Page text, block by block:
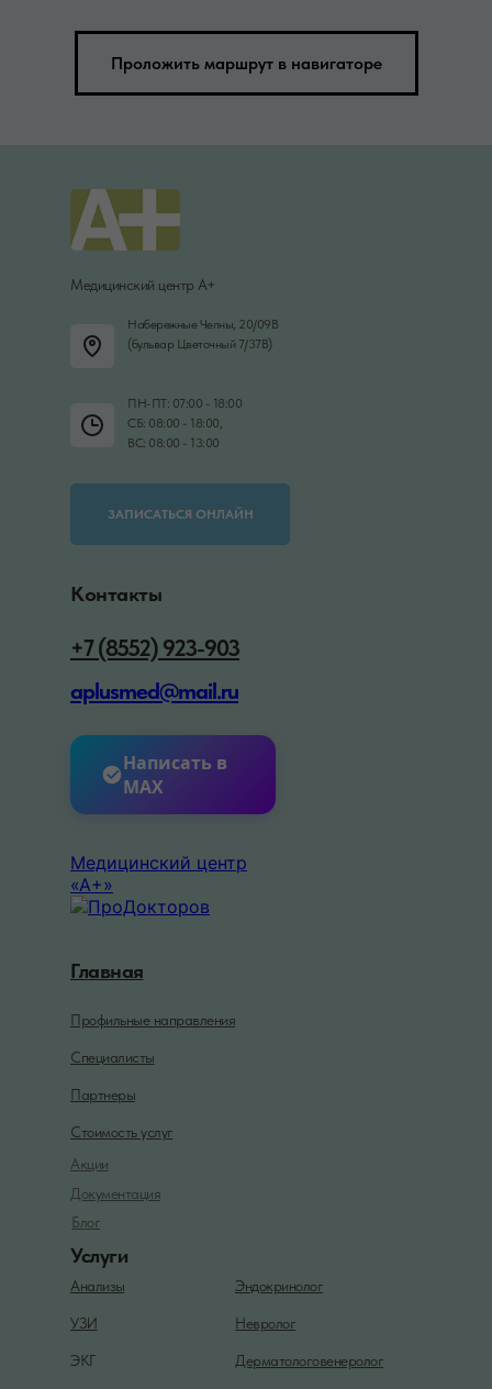
Проложить маршрут в навигаторе
Медицинский центр А+
Набережные Челны, 20/09В
(бульвар Цветочный 7/37В)
ПН-ПТ: 07:00 - 18:00
СБ: 08:00 - 18:00,
ВС: 08:00 - 13:00
ЗАПИСАТЬСЯ ОНЛАЙН
Контакты
Услуги
Акции
Документация
Блог
ЭКГ
УЗИ
Анализы
aplusmed@mail.ru
+7 (8552) 923-903
Дерматологовенеролог
Невролог
Эндокринолог
Стоимость услуг
Партнеры
Специалисты
Профильные направления
Главная
Медицинский центр
«А+»
Написать в
MAX